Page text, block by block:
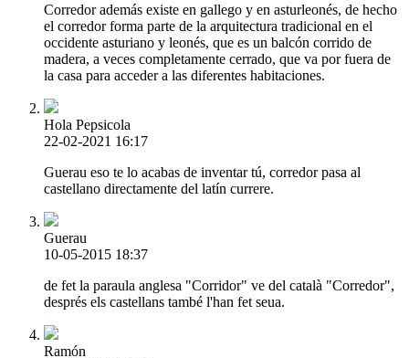
Corredor además existe en gallego y en asturleonés, de hecho
el corredor forma parte de la arquitectura tradicional en el
occidente asturiano y leonés, que es un balcón corrido de
madera, a veces completamente cerrado, que va por fuera de
la casa para acceder a las diferentes habitaciones.
Hola Pepsicola
22-02-2021 16:17
Guerau eso te lo acabas de inventar tú, corredor pasa al
castellano directamente del latín currere.
Guerau
10-05-2015 18:37
de fet la paraula anglesa "Corridor" ve del català "Corredor",
després els castellans també l'han fet seua.
Ramón